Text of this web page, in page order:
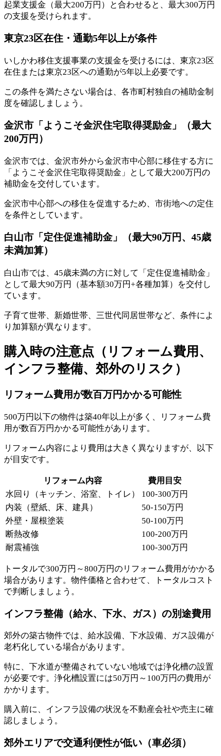
起業支援金（最大200万円）と合わせると、最大300万円
の支援を受けられます。
東京23区在住・通勤5年以上が条件
いしかわ移住支援事業の支援金を受けるには、東京23区
在住または東京23区への通勤が5年以上必要です。
この条件を満たさない場合は、各市町村独自の補助金制
度を確認しましょう。
金沢市「ようこそ金沢住宅取得奨励金」（最大
200万円）
金沢市では、金沢市外から金沢市中心部に移住する方に
「ようこそ金沢住宅取得奨励金」として最大200万円の
補助金を交付しています。
金沢市中心部への移住を促進するため、市街地への定住
を条件としています。
白山市「定住促進補助金」（最大90万円、45歳
未満加算）
白山市では、45歳未満の方に対して「定住促進補助金」
として最大90万円（基本額30万円+各種加算）を交付し
ています。
子育て世帯、新婚世帯、三世代同居世帯など、条件によ
り加算額が異なります。
購入時の注意点（リフォーム費用、
インフラ整備、郊外のリスク）
リフォーム費用が数百万円かかる可能性
500万円以下の物件は築40年以上が多く、リフォーム費
用が数百万円かかる可能性があります。
リフォーム内容により費用は大きく異なりますが、以下
が目安です。
リフォーム内容
費用目安
水回り（キッチン、浴室、トイレ）
100-300万円
内装（壁紙、床、建具）
50-150万円
外壁・屋根塗装
50-100万円
断熱改修
100-200万円
耐震補強
100-300万円
トータルで300万円～800万円のリフォーム費用がかかる
場合があります。物件価格と合わせて、トータルコスト
で判断しましょう。
インフラ整備（給水、下水、ガス）の別途費用
郊外の築古物件では、給水設備、下水設備、ガス設備が
老朽化している場合があります。
特に、下水道が整備されていない地域では浄化槽の設置
が必要です。浄化槽設置には50万円～100万円の費用が
かかります。
購入前に、インフラ設備の状況を不動産会社や売主に確
認しましょう。
郊外エリアで交通利便性が低い（車必須）